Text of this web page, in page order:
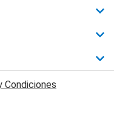
Condiciones